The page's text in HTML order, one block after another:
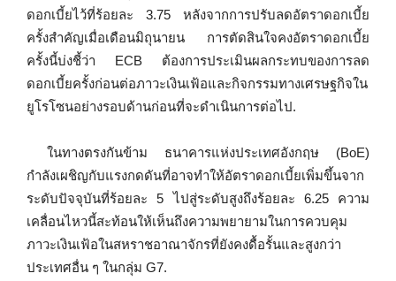
ดอกเบี้ยไว้ที่ร้อยละ 3.75 หลังจากการปรับลดอัตราดอกเบี้ย
ครั้งสำคัญเมื่อเดือนมิถุนายน การตัดสินใจคงอัตราดอกเบี้ย
ครั้งนี้บ่งชี้ว่า ECB ต้องการประเมินผลกระทบของการลด
ดอกเบี้ยครั้งก่อนต่อภาวะเงินเฟ้อและกิจกรรมทางเศรษฐกิจใน
ยูโรโซนอย่างรอบด้านก่อนที่จะดำเนินการต่อไป.
ในทางตรงกันข้าม ธนาคารแห่งประเทศอังกฤษ (BoE)
กำลังเผชิญกับแรงกดดันที่อาจทำให้อัตราดอกเบี้ยเพิ่มขึ้นจาก
ระดับปัจจุบันที่ร้อยละ 5 ไปสู่ระดับสูงถึงร้อยละ 6.25 ความ
เคลื่อนไหวนี้สะท้อนให้เห็นถึงความพยายามในการควบคุม
ภาวะเงินเฟ้อในสหราชอาณาจักรที่ยังคงดื้อรั้นและสูงกว่า
ประเทศอื่น ๆ ในกลุ่ม G7.